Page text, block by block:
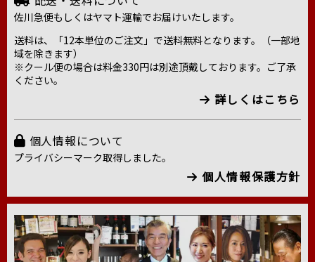
佐川急便もしくはヤマト運輸でお届けいたします。
送料は、「12本単位のご注文」で送料無料となります。（一部地
域を除きます）
※クール便の場合は料金330円は別途頂戴しております。ご了承
ください。
詳しくはこちら
個人情報について
プライバシーマーク取得しました。
個人情報保護方針